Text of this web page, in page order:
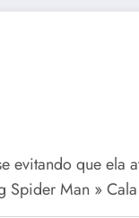
evitando que ela
Spider Man »